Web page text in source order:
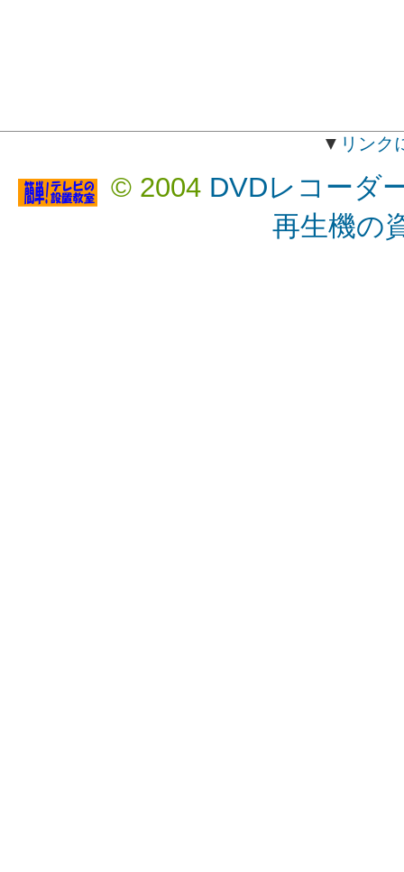
▼ リンク
© 2004 DVDレコーダ
再生機の